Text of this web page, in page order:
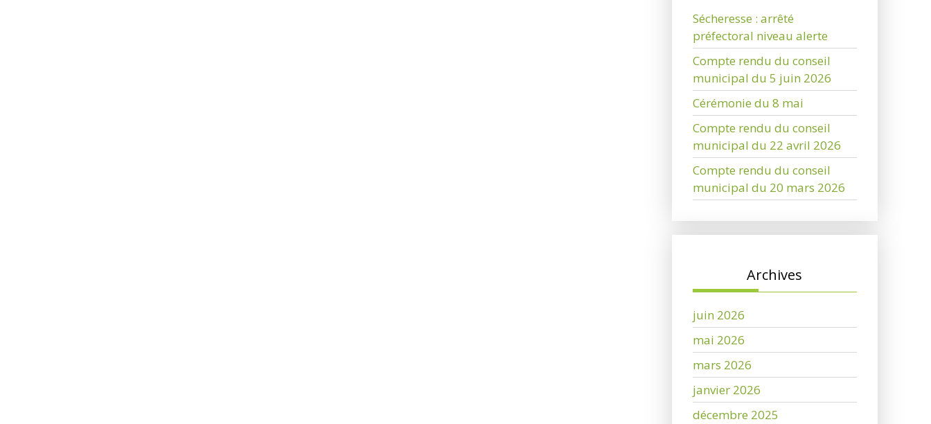
Sécheresse : arrêté
préfectoral niveau alerte
Compte rendu du conseil
municipal du 5 juin 2026
Cérémonie du 8 mai
Compte rendu du conseil
municipal du 22 avril 2026
Compte rendu du conseil
municipal du 20 mars 2026
Archives
juin 2026
mai 2026
mars 2026
janvier 2026
décembre 2025